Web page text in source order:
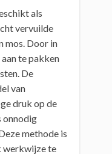
als
vervuilde
mos. Door in
te pakken
De
van
druk op de
onnodig
methode is
werkwijze te